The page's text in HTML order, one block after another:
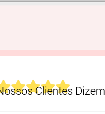
Clientes Dizem